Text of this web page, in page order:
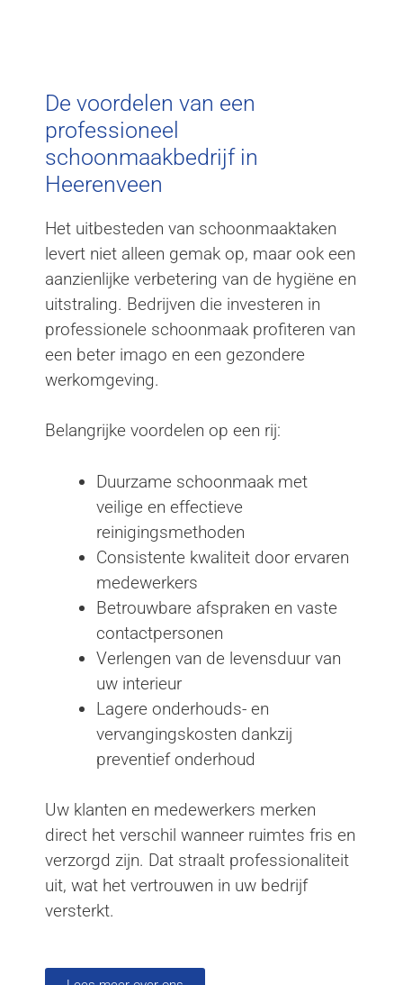
De voordelen van een
professioneel
schoonmaakbedrijf in
Heerenveen
Het uitbesteden van schoonmaaktaken
levert niet alleen gemak op, maar ook een
aanzienlijke verbetering van de hygiëne en
uitstraling. Bedrijven die investeren in
professionele schoonmaak profiteren van
een beter imago en een gezondere
werkomgeving.
Belangrijke voordelen op een rij:
Duurzame schoonmaak met
veilige en effectieve
reinigingsmethoden
Consistente kwaliteit door ervaren
medewerkers
Betrouwbare afspraken en vaste
contactpersonen
Verlengen van de levensduur van
uw interieur
Lagere onderhouds- en
vervangingskosten dankzij
preventief onderhoud
Uw klanten en medewerkers merken
direct het verschil wanneer ruimtes fris en
verzorgd zijn. Dat straalt professionaliteit
uit, wat het vertrouwen in uw bedrijf
versterkt.